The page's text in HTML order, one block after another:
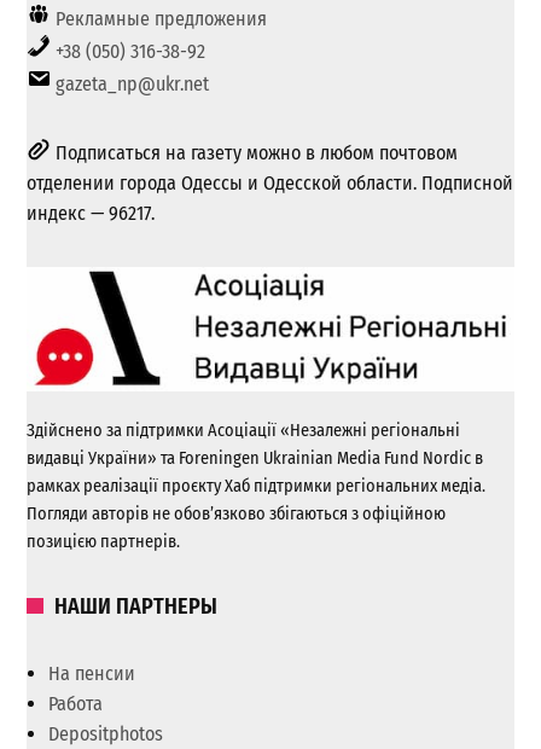
Рекламные предложения
+38 (050) 316-38-92
gazeta_np@ukr.net
Подписаться на газету можно в любом почтовом
отделении города Одессы и Одесской области. Подписной
индекс — 96217.
Здійснено за підтримки Асоціації «Незалежні регіональні
видавці України» та Foreningen Ukrainian Media Fund Nordic в
рамках реалізації проєкту Хаб підтримки регіональних медіа.
Погляди авторів не обов’язково збігаються з офіційною
позицією партнерів.
НАШИ ПАРТНЕРЫ
На пенсии
Работа
Depositphotos